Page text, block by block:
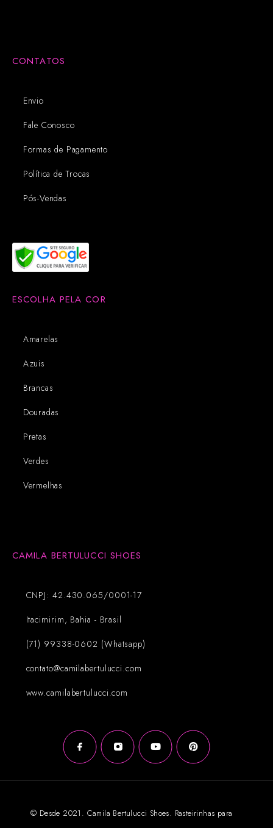
CONTATOS
Envio
Fale Conosco
Formas de Pagamento
Política de Trocas
Pós-Vendas
ESCOLHA PELA COR
Amarelas
Azuis
Brancas
Douradas
Pretas
Verdes
Vermelhas
CAMILA BERTULUCCI SHOES
CNPJ: 42.430.065/0001-17
Itacimirim, Bahia - Brasil
(71) 99338-0602 (Whatsapp)
contato@camilabertulucci.com
www.camilabertulucci.com
© Desde 2021. Camila Bertulucci Shoes. Rasteirinhas para